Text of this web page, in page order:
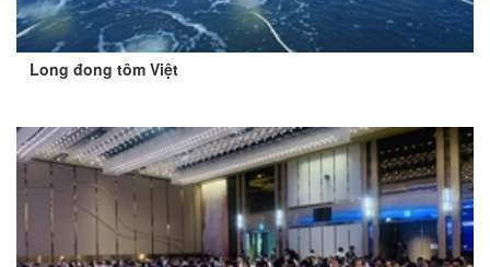
Long đong tôm Việt